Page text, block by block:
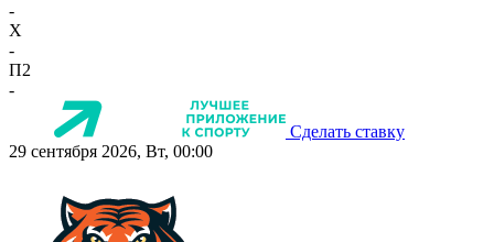
-
X
-
П2
-
Сделать ставку
29 сентября 2026, Вт, 00:00